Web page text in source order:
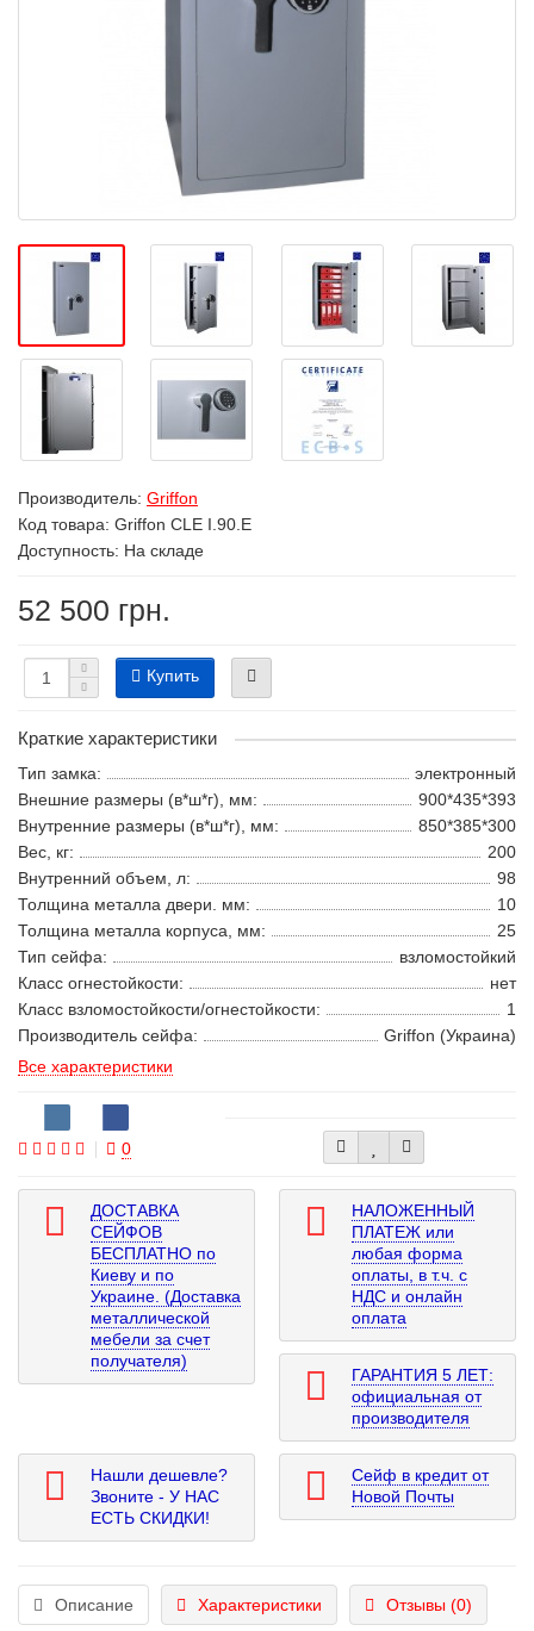
Производитель: Griffon
Код товара: Griffon CLE I.90.E
Доступность: На складе
52 500 грн.
Купить
Краткие характеристики
Тип замка:
электронный
Внешние размеры (в*ш*г), мм:
900*435*393
Внутренние размеры (в*ш*г), мм:
850*385*300
Вес, кг:
200
Внутренний объем, л:
98
Толщина металла двери. мм:
10
Толщина металла корпуса, мм:
25
Тип сейфа:
взломостойкий
Класс огнестойкости:
нет
Класс взломостойкости/огнестойкости:
1
Производитель сейфа:
Griffon (Украина)
Все характеристики
0
ДОСТАВКА
СЕЙФОВ
БЕСПЛАТНО по
Киеву и по
Украине. (Доставка
металлической
мебели за счет
получателя)
НАЛОЖЕННЫЙ
ПЛАТЕЖ или
любая форма
оплаты, в т.ч. с
НДС и онлайн
оплата
ГАРАНТИЯ 5 ЛЕТ:
официальная от
производителя
Нашли дешевле?
Звоните - У НАС
ЕСТЬ СКИДКИ!
Сейф в кредит от
Новой Почты
Описание Характеристики Отзывы (0)